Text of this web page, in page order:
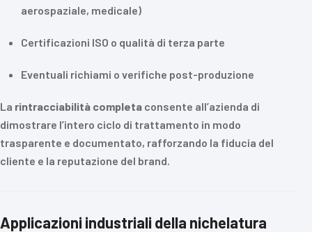
aerospaziale, medicale)
Certificazioni ISO o qualità di terza parte
Eventuali richiami o verifiche post-produzione
La rintracciabilità completa consente all’azienda di
dimostrare l’intero ciclo di trattamento in modo
trasparente e documentato, rafforzando la fiducia del
cliente e la reputazione del brand.
Applicazioni industriali della nichelatura